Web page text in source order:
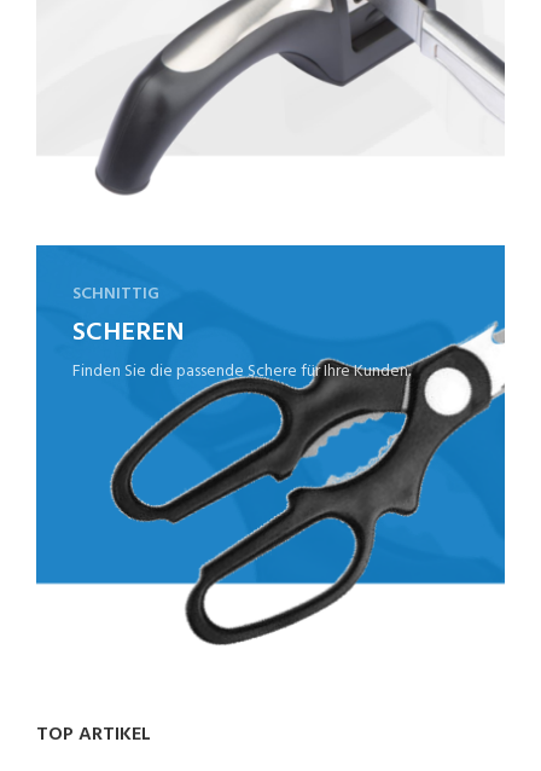
SCHNITTIG
SCHEREN
Finden Sie die passende Schere für Ihre Kunden.
TOP ARTIKEL